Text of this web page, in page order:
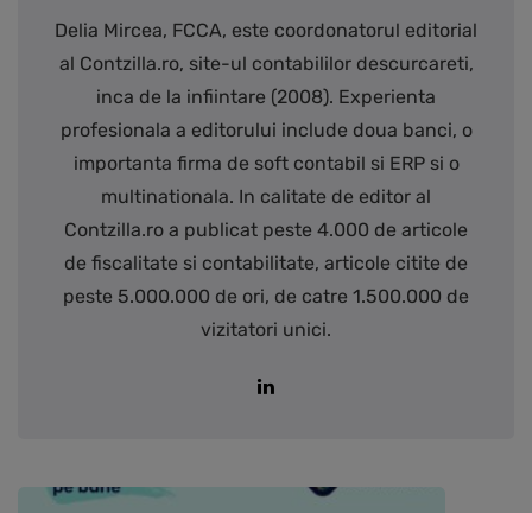
Delia Mircea, FCCA, este coordonatorul editorial
al Contzilla.ro, site-ul contabililor descurcareti,
inca de la infiintare (2008). Experienta
profesionala a editorului include doua banci, o
importanta firma de soft contabil si ERP si o
multinationala. In calitate de editor al
Contzilla.ro a publicat peste 4.000 de articole
de fiscalitate si contabilitate, articole citite de
peste 5.000.000 de ori, de catre 1.500.000 de
vizitatori unici.